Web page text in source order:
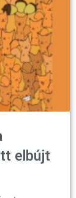
elbújt